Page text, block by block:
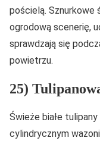
pościelą. Sznurkowe
ogrodową scenerię,
sprawdzają się
powietrzu.
25)
Świeże białe
cylindrycznym